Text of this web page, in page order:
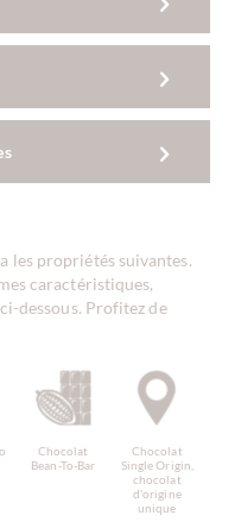
les propriétés suivantes.
caractéristiques,
dessous. Profitez de
Chocolat
Bean-To-Bar
Chocolat
Single Origin,
chocolat
d'origine
unique